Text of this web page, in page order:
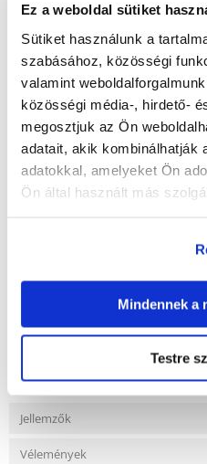
Ez a weboldal sütiket
Sütiket használunk a
szabásához, közösségi
valamint
közösségi média-, hirdető-
megosztjuk az Ön
adatait, akik kombinálhatják
adatokkal, amelyeket Ön
Ön által használt más
Mindennek a
Testre
KÜLDÉS 48 ÓRÁN BELÜL
Képek ügyfeleinkről További képek
Kutyarágó csíkok algával.
tápanyagokban gazdagok és
db.
Gyakori Kérdések
Jellemzők
Vélemények